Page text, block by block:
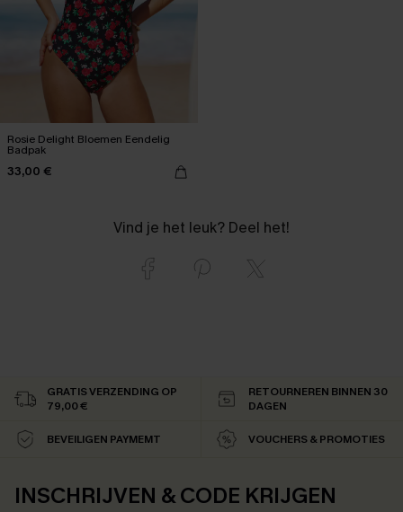
Rosie Delight Bloemen Eendelig
Badpak
33,00 €
Vind je het leuk? Deel het!
GRATIS VERZENDING OP
79,00 €
RETOURNEREN BINNEN 30
DAGEN
BEVEILIGEN PAYMEMT VOUCHERS & PROMOTIES
INSCHRIJVEN & CODE KRIJGEN